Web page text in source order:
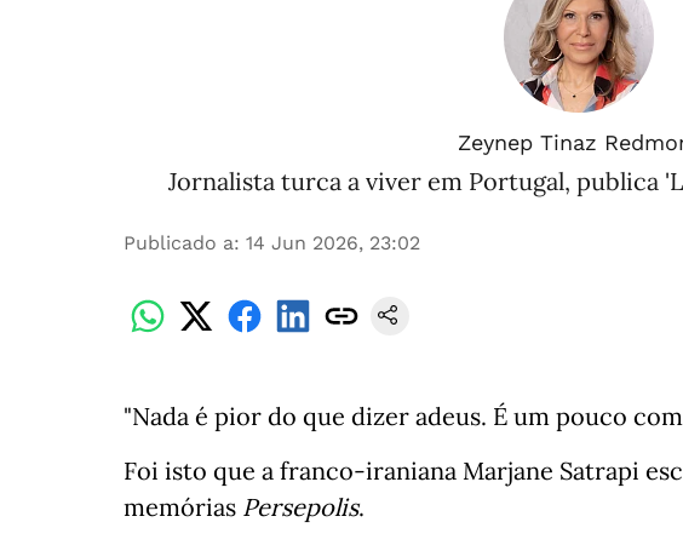
Zeynep Tinaz
Jornalista turca a viver em Portugal, publica
Publicado a: 14 Jun 2026, 23:02
"Nada é pior do que dizer adeus. É um pouco
Foi isto que a franco-iraniana Marjane Satrapi
memórias Persepolis.